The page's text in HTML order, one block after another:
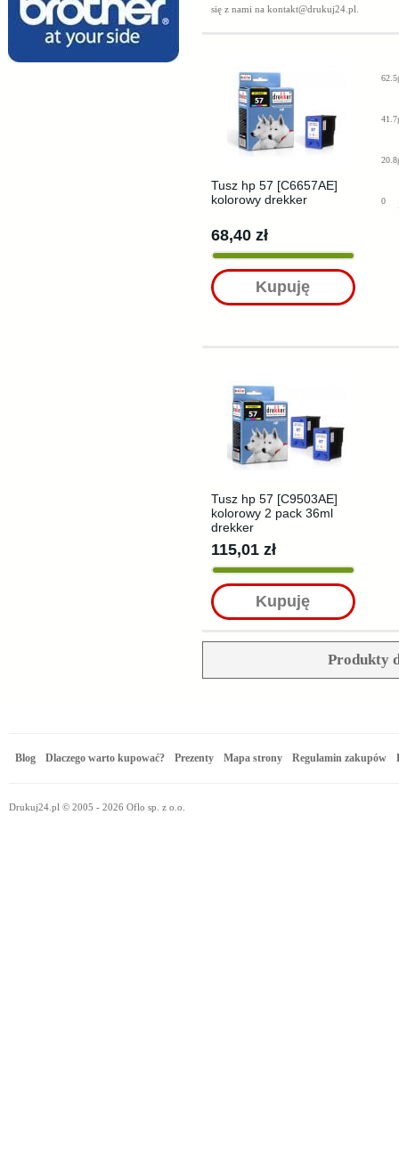
się z nami na kontakt@drukuj24.pl
Tusz hp 57 [C6657AE]
kolorowy drekker
68,40 zł
Kupuję
0
Tusz hp 57 [C9503AE]
kolorowy 2 pack 36ml
drekker
115,01 zł
Kupuję
Produkty
Blog Dlaczego warto kupować? Prezenty Mapa strony Regulamin zakupów
Drukuj24.pl © 2005 - 2026 Oflo sp. z o.o.